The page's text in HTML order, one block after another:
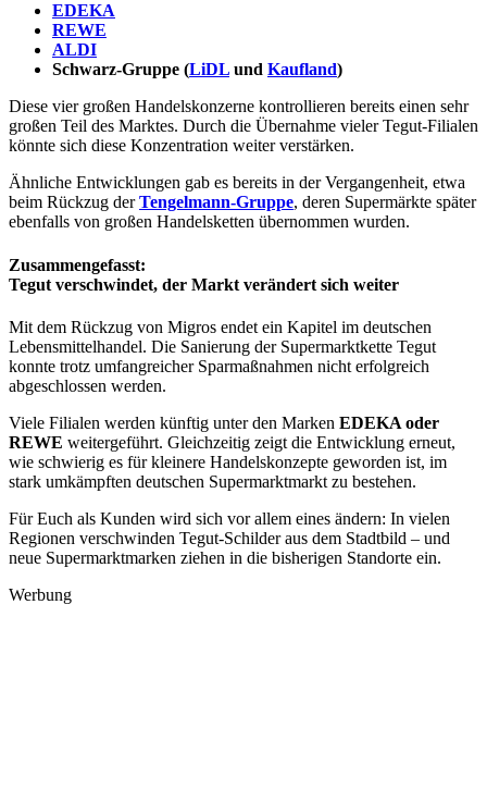
EDEKA
REWE
ALDI
Schwarz-Gruppe (LiDL und Kaufland)
Diese vier großen Handelskonzerne kontrollieren bereits einen sehr
großen Teil des Marktes. Durch die Übernahme vieler Tegut-Filialen
könnte sich diese Konzentration weiter verstärken.
Ähnliche Entwicklungen gab es bereits in der Vergangenheit, etwa
beim Rückzug derTengelmann-Gruppe, deren Supermärkte später
ebenfalls von großen Handelsketten übernommen wurden.
Zusammengefasst:
Tegut verschwindet, der Markt verändert sich weiter
Mit dem Rückzug von Migros endet ein Kapitel im deutschen
Lebensmittelhandel. Die Sanierung der Supermarktkette Tegut
konnte trotz umfangreicher Sparmaßnahmen nicht erfolgreich
abgeschlossen werden.
Viele Filialen werden künftig unter den Marken EDEKA oder
REWE weitergeführt. Gleichzeitig zeigt die Entwicklung erneut,
wie schwierig es für kleinere Handelskonzepte geworden ist, im
stark umkämpften deutschen Supermarktmarkt zu bestehen.
Für Euch als Kunden wird sich vor allem eines ändern: In vielen
Regionen verschwinden Tegut-Schilder aus dem Stadtbild – und
neue Supermarktmarken ziehen in die bisherigen Standorte ein.
Werbung